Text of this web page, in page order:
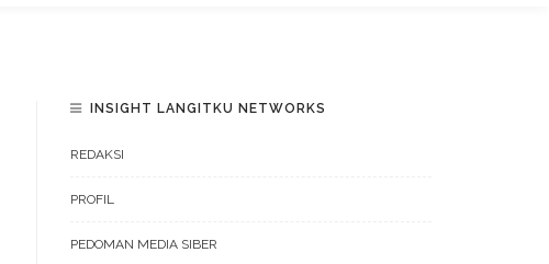
INSIGHT LANGITKU NETWORKS
REDAKSI
PROFIL
PEDOMAN MEDIA SIBER